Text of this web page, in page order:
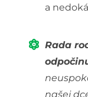
a
Rada
našej